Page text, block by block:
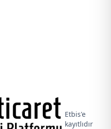
Etbis'e
kayıtlıdır